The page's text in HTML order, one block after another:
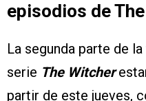
episodios de
La segunda parte de
serie The Witcher
partir de este jueves,